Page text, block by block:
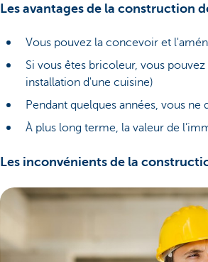
Les avantages de la construction
Vous pouvez la concevoir et
Si vous êtes bricoleur, vous
installation d'une cuisine)
Pendant quelques années, vous
À plus long terme, la valeur de
Les inconvénients de la